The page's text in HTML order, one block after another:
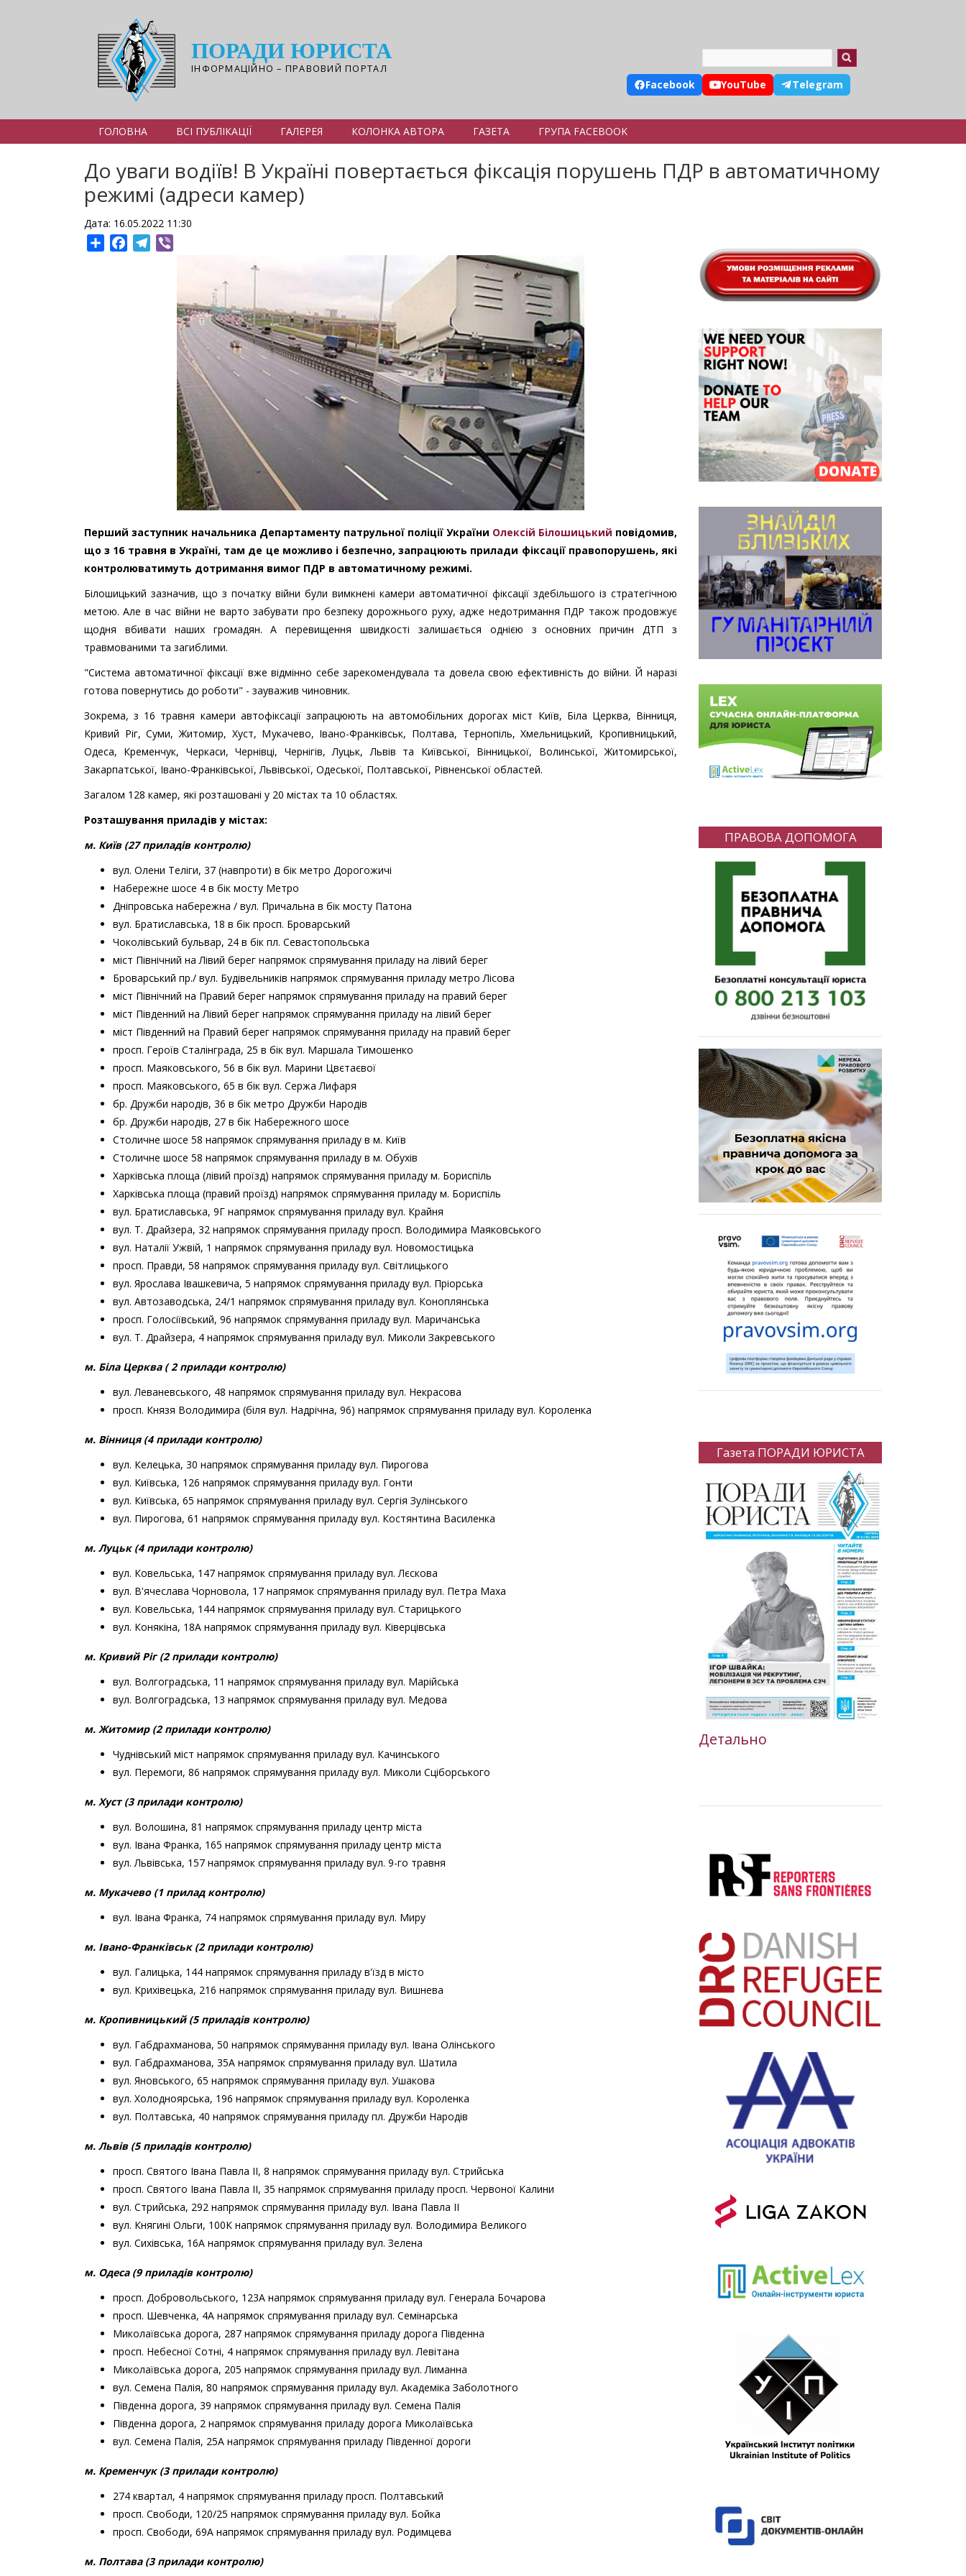
ПОРАДИ ЮРИСТА
ІНФОРМАЦІЙНО – ПРАВОВИЙ ПОРТАЛ
Facebook YouTube Telegram
ГОЛОВНА ВСІ ПУБЛІКАЦІЇ ГАЛЕРЕЯ КОЛОНКА АВТОРА ГАЗЕТА ГРУПА FACEBOOK
До уваги водіїв! В Україні повертається фіксація порушень ПДР в автоматичному
режимі (адреси камер)
Дата: 16.05.2022 11:30
ShareFacebookTelegram
Перший заступник начальника Департаменту патрульної поліції України Олексій Білошицький повідомив,
що з 16 травня в Україні, там де це можливо і безпечно, запрацюють прилади фіксації правопорушень, які
контролюватимуть дотримання вимог ПДР в автоматичному режимі.
Білошицький зазначив, що з початку війни були вимкнені камери автоматичної фіксації здебільшого із стратегічною
метою. Але в час війни не варто забувати про безпеку дорожнього руху, адже недотримання ПДР також продовжує
щодня вбивати наших громадян. А перевищення швидкості залишається однією з основних причин ДТП з
травмованими та загиблими.
"Система автоматичної фіксації вже відмінно себе зарекомендувала та довела свою ефективність до війни. Й наразі
готова повернутись до роботи" - зауважив чиновник.
Зокрема, з 16 травня камери автофіксації запрацюють на автомобільних дорогах міст Київ, Біла Церква, Вінниця,
Кривий Ріг, Суми, Житомир, Хуст, Мукачево, Івано-Франківськ, Полтава, Тернопіль, Хмельницький, Кропивницький,
Одеса, Кременчук, Черкаси, Чернівці, Чернігів, Луцьк, Львів та Київської, Вінницької, Волинської, Житомирської,
Закарпатської, Івано-Франківської, Львівської, Одеської, Полтавської, Рівненської областей.
Загалом 128 камер, які розташовані у 20 містах та 10 областях.
Розташування приладів у містах:
м. Київ (27 приладів контролю)
вул. Олени Теліги, 37 (навпроти) в бік метро Дорогожичі
Набережне шосе 4 в бік мосту Метро
Дніпровська набережна / вул. Причальна в бік мосту Патона
вул. Братиславська, 18 в бік просп. Броварський
Чоколівський бульвар, 24 в бік пл. Севастопольська
міст Північний на Лівий берег напрямок спрямування приладу на лівий берег
Броварський пр./ вул. Будівельників напрямок спрямування приладу метро Лісова
міст Північний на Правий берег напрямок спрямування приладу на правий берег
міст Південний на Лівий берег напрямок спрямування приладу на лівий берег
міст Південний на Правий берег напрямок спрямування приладу на правий берег
просп. Героїв Сталінграда, 25 в бік вул. Маршала Тимошенко
просп. Маяковського, 56 в бік вул. Марини Цвєтаєвої
просп. Маяковського, 65 в бік вул. Сержа Лифаря
бр. Дружби народів, 36 в бік метро Дружби Народів
бр. Дружби народів, 27 в бік Набережного шосе
Столичне шосе 58 напрямок спрямування приладу в м. Київ
Столичне шосе 58 напрямок спрямування приладу в м. Обухів
Харківська площа (лівий проїзд) напрямок спрямування приладу м. Бориспіль
Харківська площа (правий проїзд) напрямок спрямування приладу м. Бориспіль
вул. Братиславська, 9Г напрямок спрямування приладу вул. Крайня
вул. Т. Драйзера, 32 напрямок спрямування приладу просп. Володимира Маяковського
вул. Наталії Ужвій, 1 напрямок спрямування приладу вул. Новомостицька
просп. Правди, 58 напрямок спрямування приладу вул. Світлицького
вул. Ярослава Івашкевича, 5 напрямок спрямування приладу вул. Пріорська
вул. Автозаводська, 24/1 напрямок спрямування приладу вул. Коноплянська
просп. Голосіївський, 96 напрямок спрямування приладу вул. Маричанська
вул. Т. Драйзера, 4 напрямок спрямування приладу вул. Миколи Закревського
м. Біла Церква ( 2 прилади контролю)
вул. Леваневського, 48 напрямок спрямування приладу вул. Некрасова
просп. Князя Володимира (біля вул. Надрічна, 96) напрямок спрямування приладу вул. Короленка
м. Вінниця (4 прилади контролю)
вул. Келецька, 30 напрямок спрямування приладу вул. Пирогова
вул. Київська, 126 напрямок спрямування приладу вул. Гонти
вул. Київська, 65 напрямок спрямування приладу вул. Сергія Зулінського
вул. Пирогова, 61 напрямок спрямування приладу вул. Костянтина Василенка
м. Луцьк (4 прилади контролю)
вул. Ковельська, 147 напрямок спрямування приладу вул. Лєскова
вул. В'ячеслава Чорновола, 17 напрямок спрямування приладу вул. Петра Маха
вул. Ковельська, 144 напрямок спрямування приладу вул. Старицького
вул. Конякіна, 18А напрямок спрямування приладу вул. Ківерцівська
м. Кривий Ріг (2 прилади контролю)
вул. Волгоградська, 11 напрямок спрямування приладу вул. Марійська
вул. Волгоградська, 13 напрямок спрямування приладу вул. Медова
м. Житомир (2 прилади контролю)
Чуднівський міст напрямок спрямування приладу вул. Качинського
вул. Перемоги, 86 напрямок спрямування приладу вул. Миколи Сціборського
м. Хуст (3 прилади контролю)
вул. Волошина, 81 напрямок спрямування приладу центр міста
вул. Івана Франка, 165 напрямок спрямування приладу центр міста
вул. Львівська, 157 напрямок спрямування приладу вул. 9-го травня
м. Мукачево (1 прилад контролю)
вул. Івана Франка, 74 напрямок спрямування приладу вул. Миру
м. Івано-Франківськ (2 прилади контролю)
вул. Галицька, 144 напрямок спрямування приладу в'їзд в місто
вул. Крихівецька, 216 напрямок спрямування приладу вул. Вишнева
м. Кропивницький (5 приладів контролю)
вул. Габдрахманова, 50 напрямок спрямування приладу вул. Івана Олінського
вул. Габдрахманова, 35А напрямок спрямування приладу вул. Шатила
вул. Яновського, 65 напрямок спрямування приладу вул. Ушакова
вул. Холодноярська, 196 напрямок спрямування приладу вул. Короленка
вул. Полтавська, 40 напрямок спрямування приладу пл. Дружби Народів
м. Львів (5 приладів контролю)
просп. Святого Івана Павла ІІ, 8 напрямок спрямування приладу вул. Стрийська
просп. Святого Івана Павла ІІ, 35 напрямок спрямування приладу просп. Червоної Калини
вул. Стрийська, 292 напрямок спрямування приладу вул. Івана Павла ІІ
вул. Княгині Ольги, 100К напрямок спрямування приладу вул. Володимира Великого
вул. Сихівська, 16А напрямок спрямування приладу вул. Зелена
м. Одеса (9 приладів контролю)
просп. Добровольського, 123А напрямок спрямування приладу вул. Генерала Бочарова
просп. Шевченка, 4А напрямок спрямування приладу вул. Семінарська
Миколаївська дорога, 287 напрямок спрямування приладу дорога Південна
просп. Небесної Сотні, 4 напрямок спрямування приладу вул. Левітана
Миколаївська дорога, 205 напрямок спрямування приладу вул. Лиманна
вул. Семена Палія, 80 напрямок спрямування приладу вул. Академіка Заболотного
Південна дорога, 39 напрямок спрямування приладу вул. Семена Палія
Південна дорога, 2 напрямок спрямування приладу дорога Миколаївська
вул. Семена Палія, 25A напрямок спрямування приладу Південної дороги
м. Кременчук (3 прилади контролю)
274 квартал, 4 напрямок спрямування приладу просп. Полтавський
просп. Свободи, 120/25 напрямок спрямування приладу вул. Бойка
просп. Свободи, 69А напрямок спрямування приладу вул. Родимцева
м. Полтава (3 прилади контролю)
ПРАВОВА ДОПОМОГА
Газета ПОРАДИ ЮРИСТА
Детально